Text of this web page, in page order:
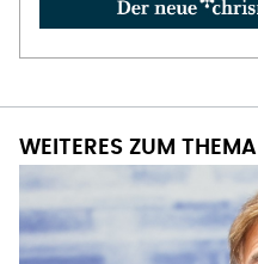
WEITERES ZUM THEMA